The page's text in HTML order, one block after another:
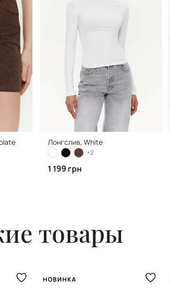
Лонгслив, White
+2
1 199 грн
товары
НОВИНКА